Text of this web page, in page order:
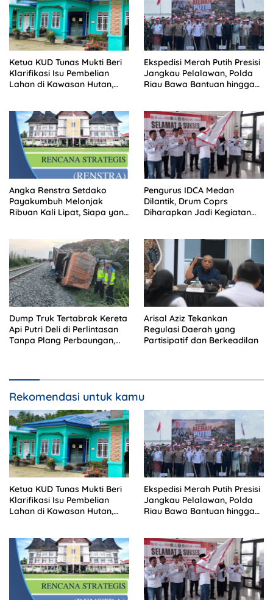
Ketua KUD Tunas Mukti Beri
Klarifikasi Isu Pembelian
Lahan di Kawasan Hutan,
Ekspedisi Merah Putih Presisi
Jangkau Pelalawan, Polda
Riau Bawa Bantuan hingga
Angka Renstra Setdako
Payakumbuh Melonjak
Ribuan Kali Lipat, Siapa yang
Pengurus IDCA Medan
Dilantik, Drum Coprs
Diharapkan Jadi Kegiatan
Dump Truk Tertabrak Kereta
Api Putri Deli di Perlintasan
Tanpa Plang Perbaungan,
Arisal Aziz Tekankan
Regulasi Daerah yang
Partisipatif dan Berkeadilan
Rekomendasi untuk kamu
Ketua KUD Tunas Mukti Beri
Klarifikasi Isu Pembelian
Lahan di Kawasan Hutan,
Ekspedisi Merah Putih Presisi
Jangkau Pelalawan, Polda
Riau Bawa Bantuan hingga